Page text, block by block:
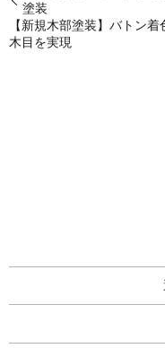
塗装
【新規木部塗装】バトン
木目を実現